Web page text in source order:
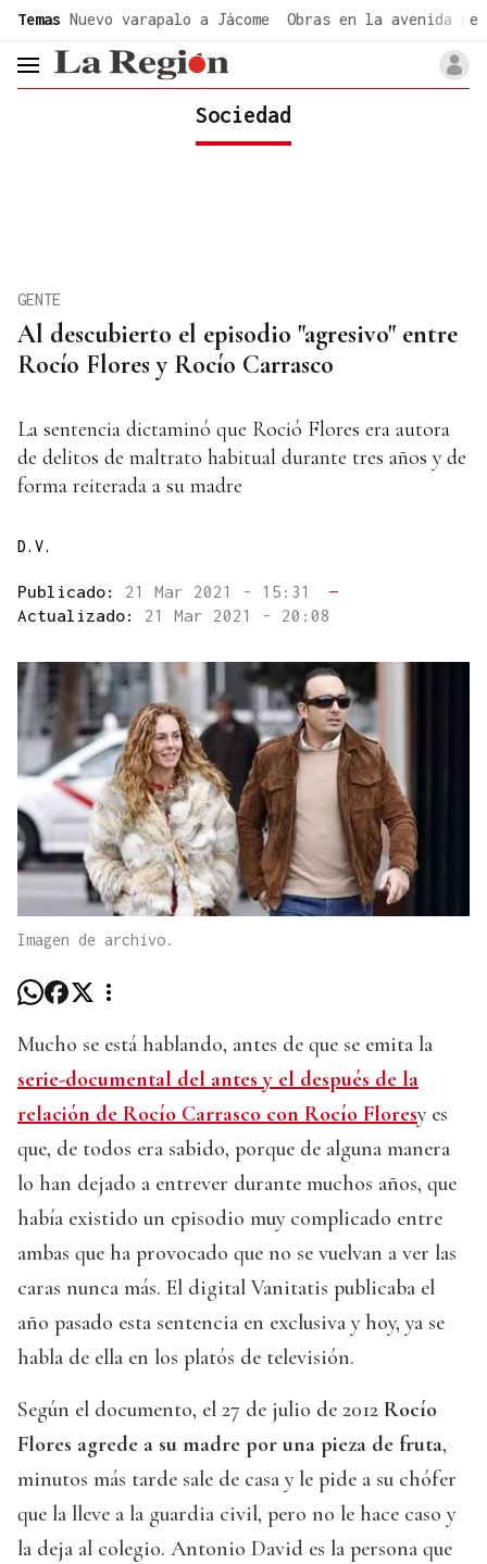
Temas Nuevo varapalo a Jácome Obras en la avenida de
header.menu.open
Sociedad
Al descubierto el episodio "agresivo" entre
Rocío Flores y Rocío Carrasco
GENTE
La sentencia dictaminó que Roció Flores era autora
de delitos de maltrato habitual durante tres años y de
forma reiterada a su madre
D.V.
Publicado: 21 Mar 2021 - 15:31
—
Actualizado: 21 Mar 2021 - 20:08
Imagen de archivo.
Mucho se está hablando, antes de que se emita la
serie-documental del antes y el después de la
relación de Rocío Carrasco con Rocío Floresy es
que, de todos era sabido, porque de alguna manera
lo han dejado a entrever durante muchos años, que
había existido un episodio muy complicado entre
ambas que ha provocado que no se vuelvan a ver las
caras nunca más. El digital Vanitatis publicaba el
año pasado esta sentencia en exclusiva y hoy, ya se
habla de ella en los platós de televisión.
Según el documento, el 27 de julio de 2012 Rocío
Flores agrede a su madre por una pieza de fruta,
minutos más tarde sale de casa y le pide a su chófer
que la lleve a la guardia civil, pero no le hace caso y
la deja al colegio. Antonio David es la persona que